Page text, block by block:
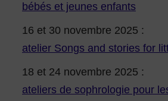
bébés et jeunes enfants
16 et 30 novembre 2025 :
atelier Songs and stories for
18 et 24 novembre 2025 :
ateliers de sophrologie pour